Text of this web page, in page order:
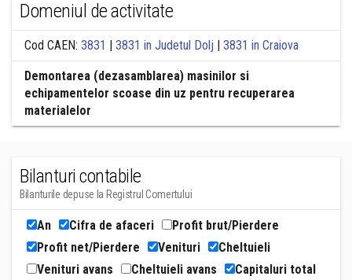
Domeniul de activitate
Cod CAEN: 3831 | 3831 in Judetul Dolj | 3831 in Craiova
Demontarea (dezasamblarea) masinilor si
echipamentelor scoase din uz pentru recuperarea
materialelor
Bilanturi contabile
Bilanturile depuse la Registrul Comertului
An Cifra de afaceri
Profit brut/Pierdere
Profit net/Pierdere
Venituri
Cheltuieli
Venituri avans
Cheltuieli avans
Capitaluri total